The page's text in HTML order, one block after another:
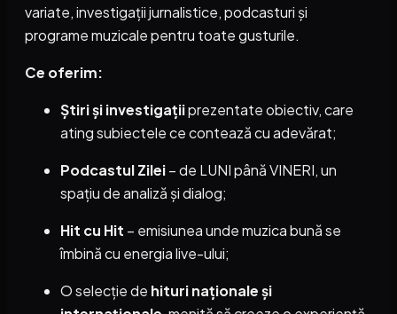
variate, investigații jurnalistice, podcasturi și
programe muzicale pentru toate gusturile.
Ce oferim:
Știri și investigațiiprezentate obiectiv, care
ating subiectele ce contează cu adevărat;
Podcastul Zilei– de LUNI până VINERI, un
spațiu de analiză și dialog;
Hit cu Hit – emisiunea unde muzica bună se
îmbină cu energia live-ului;
O selecție de hituri naționale și